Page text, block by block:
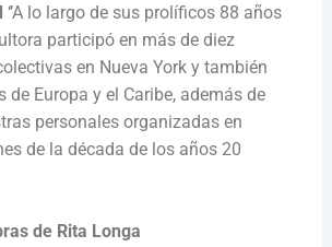
‘’A lo largo de sus prolíficos 88 años
participó en más de diez
en Nueva York y también
de Europa y el Caribe, además de
personales organizadas en
de la década de los años 20
de Rita Longa